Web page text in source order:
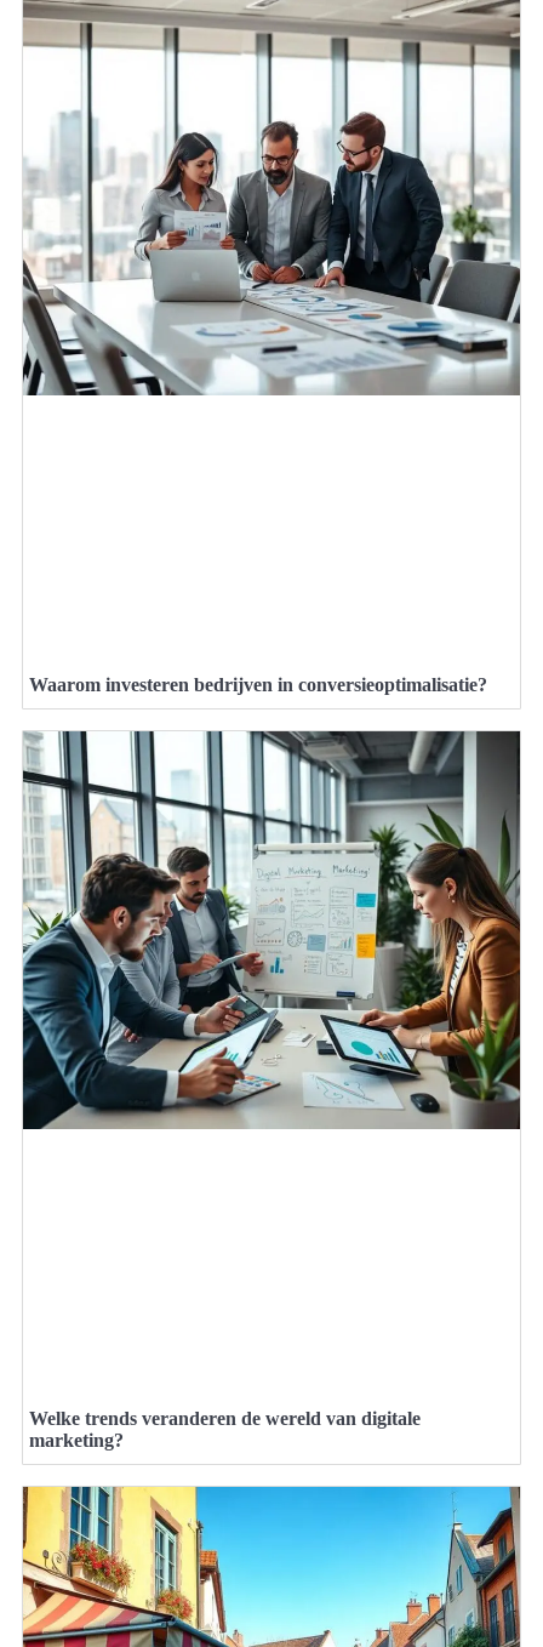
Waarom investeren bedrijven in conversieoptimalisatie?
Welke trends veranderen de wereld van digitale
marketing?